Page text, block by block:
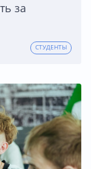
за
СТУДЕНТЫ